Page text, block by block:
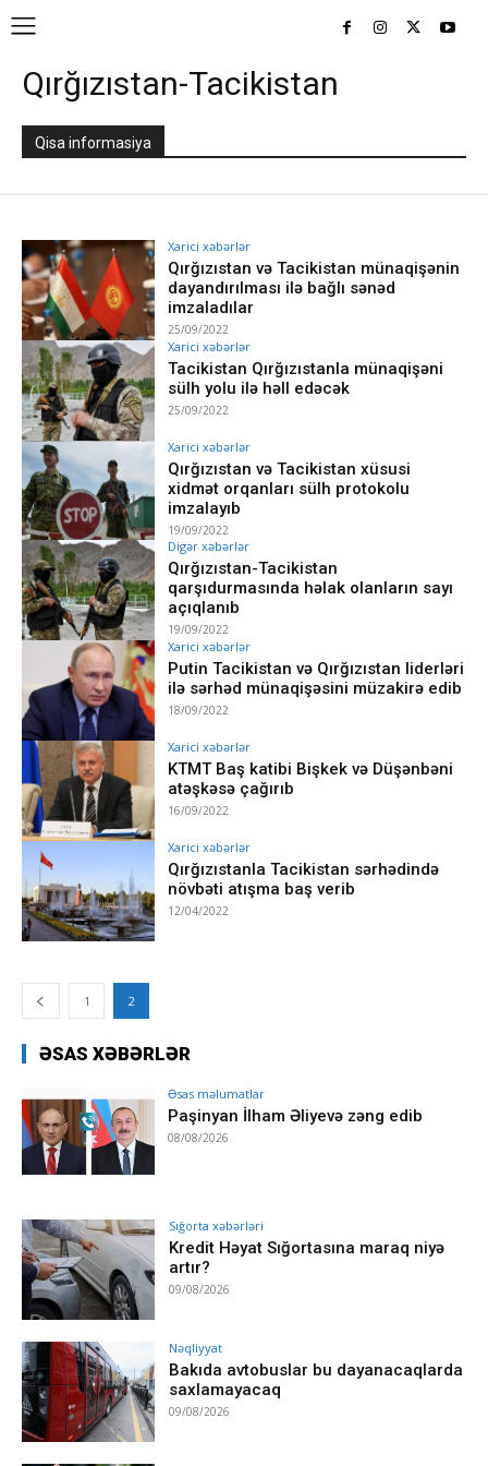
Qırğızıstan-Tacikistan
Qisa informasiya
Xarici xəbərlər
Qırğızıstan və Tacikistan münaqişənin
dayandırılması ilə bağlı sənəd
imzaladılar
25/09/2022
Xarici xəbərlər
Tacikistan Qırğızıstanla münaqişəni
sülh yolu ilə həll edəcək
25/09/2022
Xarici xəbərlər
Qırğızıstan və Tacikistan xüsusi
xidmət orqanları sülh protokolu
imzalayıb
19/09/2022
Digər xəbərlər
Qırğızıstan-Tacikistan
qarşıdurmasında həlak olanların sayı
açıqlanıb
19/09/2022
Xarici xəbərlər
Putin Tacikistan və Qırğızıstan liderləri
ilə sərhəd münaqişəsini müzakirə edib
18/09/2022
Xarici xəbərlər
KTMT Baş katibi Bişkek və Düşənbəni
atəşkəsə çağırıb
16/09/2022
Xarici xəbərlər
Qırğızıstanla Tacikistan sərhədində
növbəti atışma baş verib
12/04/2022
1 2
ƏSAS XƏBƏRLƏR
Əsas məlumatlar
Paşinyan İlham Əliyevə zəng edib
08/08/2026
Sığorta xəbərləri
Kredit Həyat Sığortasına maraq niyə
artır?
09/08/2026
Nəqliyyat
Bakıda avtobuslar bu dayanacaqlarda
saxlamayacaq
09/08/2026